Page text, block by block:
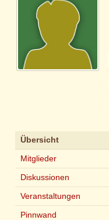
Übersicht
Mitglieder
Diskussionen
Veranstaltungen
Pinnwand